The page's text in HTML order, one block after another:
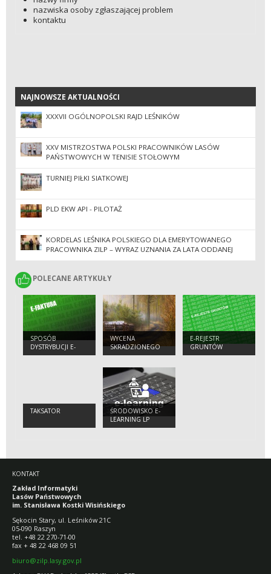
nazwiska osoby zgłaszającej problem
kontaktu
NAJNOWSZE AKTUALNOŚCI
NAJNOWSZE AKTUALNOŚCI
XXXVII OGÓLNOPOLSKI RAJD LEŚNIKÓW
XXV MISTRZOSTWA POLSKI PRACOWNIKÓW LASÓW
PAŃSTWOWYCH W TENISIE STOŁOWYM
TURNIEJ PIŁKI SIATKOWEJ
PLD EKW API - PILOTAŻ
KORDELAS LEŚNIKA POLSKIEGO DLA EMERYTOWANEGO
PRACOWNIKA ZILP – WYRAZ UZNANIA ZA LATA ODDANEJ
POLECANE ARTYKUŁY
POLECANE ARTYKUŁY
SPOSÓB
DYSTRYBUCJI E-
FAKTUR
WYCENA
SKRADZIONEGO
DREWNA
E-REJESTR
GRUNTÓW
TAKSATOR
ŚRODOWISKO E-
LEARNING LP
KONTAKT
Zakład Informatyki
Lasów Państwowych
im. Stanisława Kostki Wisińskiego
Sękocin Stary, ul. Leśników 21C
05-090 Raszyn
tel. +48 22 270-71-00
fax + 48 22 468 09 51
biuro@zilp.lasy.gov.pl